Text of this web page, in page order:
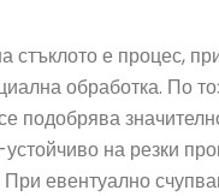
стъклото е процес,
обработка. По
подобрява
на резки
евентуално